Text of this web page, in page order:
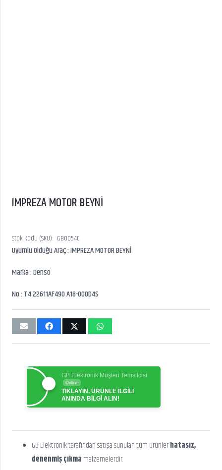
IMPREZA MOTOR BEYNİ
Stok kodu (SKU): GB0054C
Uyumlu Olduğu Araç : IMPREZA MOTOR BEYNİ
Marka : Denso
No : T4 22611AF490 A18-000D4S
GB Elektronik Müşteri Temsilcisi
Online
TIKLAYIN, ÜRÜNLE İLGİLİ
ANINDA BİLGİ ALIN!
GB Elektronik tarafından satışa sunulan tüm ürünlerhatasız,
denenmiş çıkma malzemelerdir.